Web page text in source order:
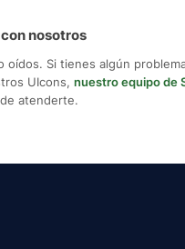
nosotros
oídos. Si tienes algún
UIcons, nuestro equipo de
atenderte.